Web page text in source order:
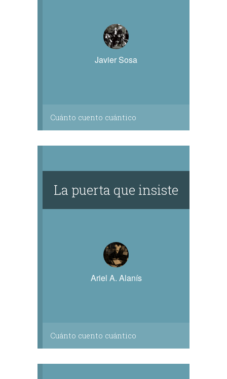
Javier Sosa
Cuánto cuento cuántico
La puerta que insiste
Ariel A. Alanís
Cuánto cuento cuántico